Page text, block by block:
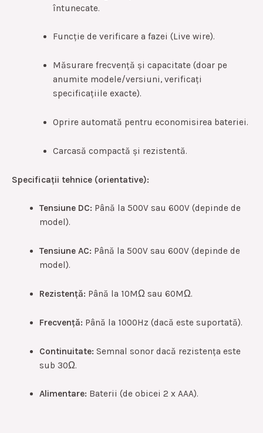
întunecate.
Funcție de verificare a fazei (Live wire).
Măsurare frecvență și capacitate (doar pe
anumite modele/versiuni, verificați
specificațiile exacte).
Oprire automată pentru economisirea bateriei.
Carcasă compactă și rezistentă.
Specificații tehnice (orientative):
Tensiune DC: Până la 500V sau 600V (depinde de
model).
Tensiune AC: Până la 500V sau 600V (depinde de
model).
Rezistență: Până la 10MΩ sau 60MΩ.
Frecvență: Până la 1000Hz (dacă este suportată).
Continuitate: Semnal sonor dacă rezistența este
sub 30Ω.
Alimentare: Baterii (de obicei 2 x AAA).